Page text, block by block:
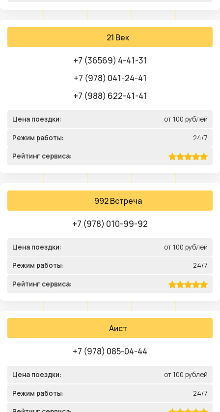
21 Век
+7 (36569) 4-41-31
+7 (978) 041-24-41
+7 (988) 622-41-41
Цена поездки: от 100 рублей
Режим работы: 24/7
Рейтинг сервиса:
992 Встреча
+7 (978) 010-99-92
Цена поездки: от 100 рублей
Режим работы: 24/7
Рейтинг сервиса:
Аист
+7 (978) 085-04-44
Цена поездки: от 100 рублей
Режим работы: 24/7